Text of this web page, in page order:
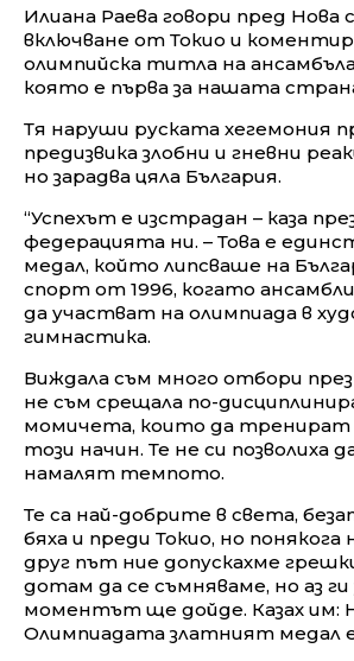
Илиана Раева говори пред Нова
включване от Токио и
олимпийска титла на
която е първа за нашата
Тя наруши руската хегемония
предизвика злобни и гневни
но зарадва цяла България.
“Успехът е изстрадан – каза
федерацията ни. – Това е
медал, който липсваше на
спорт от 1996, когато
да участват на олимпиада в
гимнастика.
Виждала съм много отбори
не съм срещала по-
момичета, които да тренират
този начин. Те не си позволиха
намалят темпото.
Те са най-добрите в света,
бяха и преди Токио, но
друг път ние допускахме
дотам да се съмняваме, но аз ги
моментът ще дойде. Казах им:
Олимпиадата златният медал е